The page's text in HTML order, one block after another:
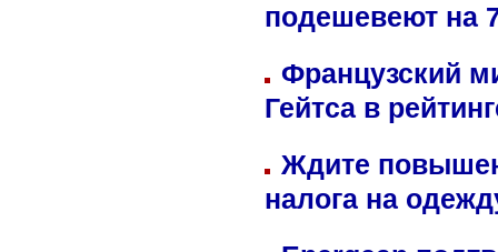
подешевеют на
Французский
Гейтса в
Ждите
налога на